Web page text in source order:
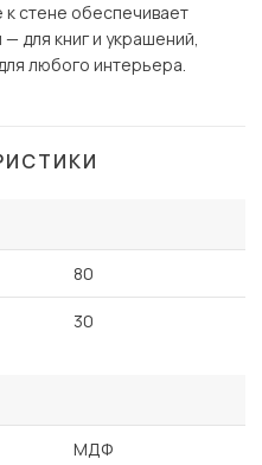
к стене обеспечивает
для книг и украшений,
любого интерьера.
80
30
МДФ